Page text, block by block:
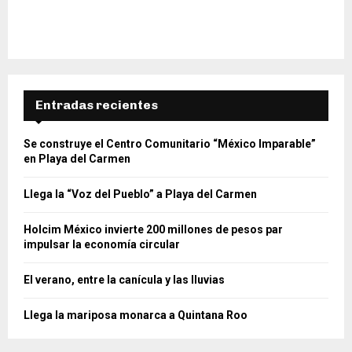
Entradas recientes
Se construye el Centro Comunitario “México Imparable”
en Playa del Carmen
Llega la “Voz del Pueblo” a Playa del Carmen
Holcim México invierte 200 millones de pesos par
impulsar la economía circular
El verano, entre la canícula y las lluvias
Llega la mariposa monarca a Quintana Roo